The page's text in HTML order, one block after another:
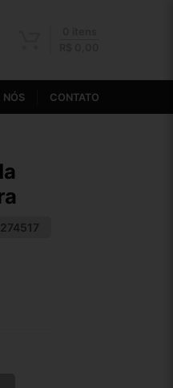
NÓS CONTATO